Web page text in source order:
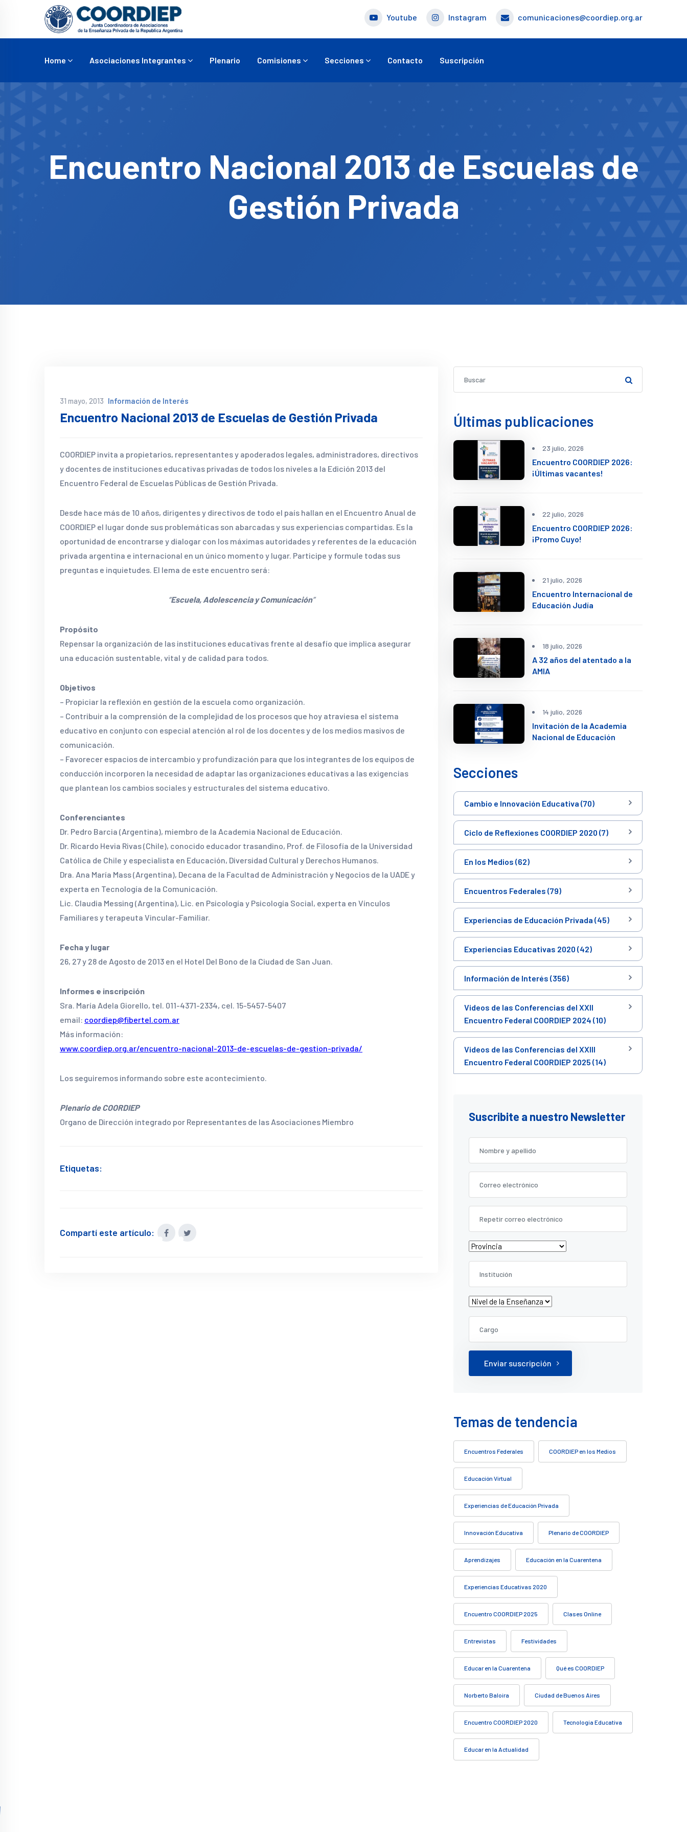
Youtube Instagram comunicaciones@coordiep.org.ar
Home Asociaciones Integrantes Plenario Comisiones Secciones Contacto Suscripción
Encuentro Nacional 2013 de Escuelas de
Gestión Privada
31 mayo, 2013 Información de Interés
Encuentro Nacional 2013 de Escuelas de Gestión Privada
COORDIEP invita a propietarios, representantes y apoderados legales, administradores, directivos
y docentes de instituciones educativas privadas de todos los niveles a la Edición 2013 del
Encuentro Federal de Escuelas Públicas de Gestión Privada.
Desde hace más de 10 años, dirigentes y directivos de todo el país hallan en el Encuentro Anual de
COORDIEP el lugar donde sus problemáticas son abarcadas y sus experiencias compartidas. Es la
oportunidad de encontrarse y dialogar con los máximas autoridades y referentes de la educación
privada argentina e internacional en un único momento y lugar. Participe y formule todas sus
preguntas e inquietudes. El lema de este encuentro será:
“Escuela, Adolescencia y Comunicación”
Propósito
Repensar la organización de las instituciones educativas frente al desafío que implica asegurar
una educación sustentable, vital y de calidad para todos.
Objetivos
– Propiciar la reflexión en gestión de la escuela como organización.
– Contribuir a la comprensión de la complejidad de los procesos que hoy atraviesa el sistema
educativo en conjunto con especial atención al rol de los docentes y de los medios masivos de
comunicación.
– Favorecer espacios de intercambio y profundización para que los integrantes de los equipos de
conducción incorporen la necesidad de adaptar las organizaciones educativas a las exigencias
que plantean los cambios sociales y estructurales del sistema educativo.
Conferenciantes
Dr. Pedro Barcia (Argentina), miembro de la Academia Nacional de Educación.
Dr. Ricardo Hevia Rivas (Chile), conocido educador trasandino, Prof. de Filosofía de la Universidad
Católica de Chile y especialista en Educación, Diversidad Cultural y Derechos Humanos.
Dra. Ana María Mass (Argentina), Decana de la Facultad de Administración y Negocios de la UADE y
experta en Tecnología de la Comunicación.
Lic. Claudia Messing (Argentina), Lic. en Psicología y Psicología Social, experta en Vínculos
Familiares y terapeuta Vincular-Familiar.
Fecha y lugar
26, 27 y 28 de Agosto de 2013 en el Hotel Del Bono de la Ciudad de San Juan.
Informes e inscripción
Sra. María Adela Giorello, tel. 011-4371-2334, cel. 15-5457-5407
email: coordiep@fibertel.com.ar
Más información:
www.coordiep.org.ar/encuentro-nacional-2013-de-escuelas-de-gestion-privada/
Los seguiremos informando sobre este acontecimiento.
Plenario de COORDIEP
Organo de Dirección integrado por Representantes de las Asociaciones Miembro
Etiquetas:
Compartí este artículo:
Últimas publicaciones
23 julio, 2026
Encuentro COORDIEP 2026:
¡Últimas vacantes!
22 julio, 2026
Encuentro COORDIEP 2026:
¡Promo Cuyo!
21 julio, 2026
Encuentro Internacional de
Educación Judía
18 julio, 2026
A 32 años del atentado a la
AMIA
14 julio, 2026
Invitación de la Academia
Nacional de Educación
Secciones
Cambio e Innovación Educativa (70)
Ciclo de Reflexiones COORDIEP 2020 (7)
En los Medios (62)
Encuentros Federales (79)
Experiencias de Educación Privada (45)
Experiencias Educativas 2020 (42)
Información de Interés (356)
Videos de las Conferencias del XXII
Encuentro Federal COORDIEP 2024 (10)
Videos de las Conferencias del XXIII
Encuentro Federal COORDIEP 2025 (14)
Suscribite a nuestro Newsletter
Enviar suscripción
Temas de tendencia
Encuentros Federales COORDIEP en los Medios
Educación Virtual
Experiencias de Educación Privada
Innovación Educativa Plenario de COORDIEP
Aprendizajes Educación en la Cuarentena
Experiencias Educativas 2020
Encuentro COORDIEP 2025 Clases Online
Entrevistas Festividades
Educar en la Cuarentena Qué es COORDIEP
Norberto Baloira Ciudad de Buenos Aires
Encuentro COORDIEP 2020 Tecnología Educativa
Educar en la Actualidad